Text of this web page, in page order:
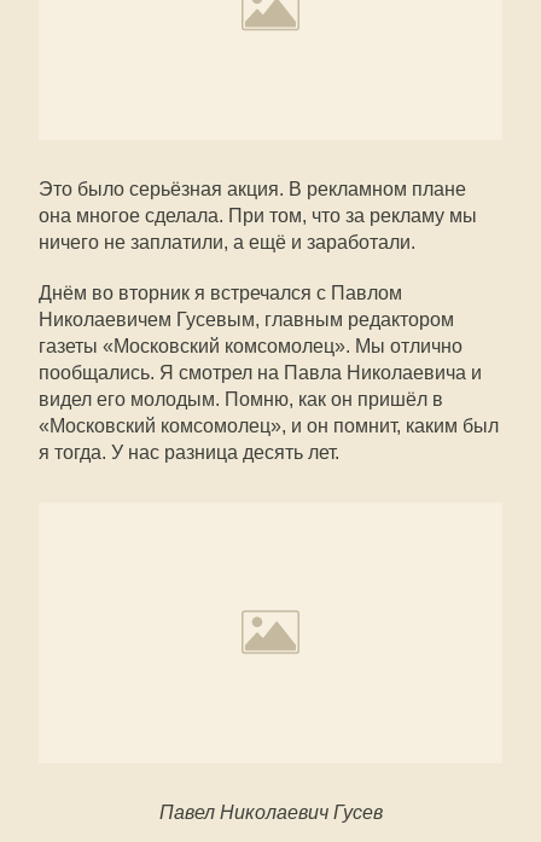
Это было серьёзная акция. В рекламном плане
она многое сделала. При том, что за рекламу мы
ничего не заплатили, а ещё и заработали.
Днём во вторник я встречался с Павлом
Николаевичем Гусевым, главным редактором
газеты «Московский комсомолец». Мы отлично
пообщались. Я смотрел на Павла Николаевича и
видел его молодым. Помню, как он пришёл в
«Московский комсомолец», и он помнит, каким был
я тогда. У нас разница десять лет.
Павел Николаевич Гусев